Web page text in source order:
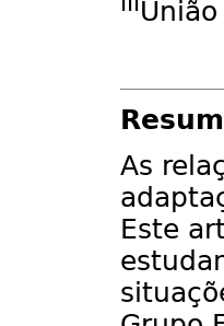
As
Este